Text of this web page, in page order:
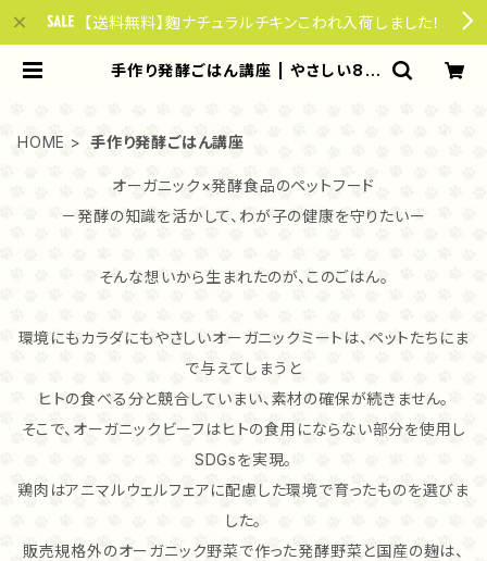
【送料無料】麴ナチュラルチキンこわれ入荷しました！
手作り発酵ごはん講座 | やさしい85
HOME 手作り発酵ごはん講座
オーガニック×発酵食品のペットフード
－発酵の知識を活かして、わが子の健康を守りたいー
そんな想いから生まれたのが、このごはん。
環境にもカラダにもやさしいオーガニックミートは、ペットたちにま
で与えてしまうと
ヒトの食べる分と競合していまい、素材の確保が続きません。
そこで、オーガニックビーフはヒトの食用にならない部分を使用し
SDGsを実現。
鶏肉はアニマルウェルフェアに配慮した環境で育ったものを選びま
した。
販売規格外のオーガニック野菜で作った発酵野菜と国産の麹は、